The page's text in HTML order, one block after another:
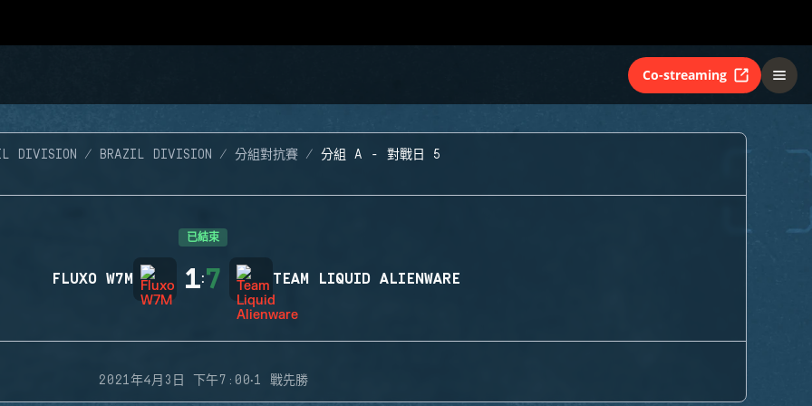
Co-streaming
DIVISION BRAZIL DIVISION 分組對抗賽 分組 A - 對戰日 5
已結束
FLUXO W7M 1:7 TEAM LIQUID ALIENWARE
2021年4月3日 下午7:00·1 戰先勝